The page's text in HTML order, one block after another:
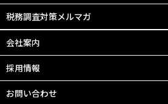
税務調査対策メルマガ
会社案内
採用情報
お問い合わせ